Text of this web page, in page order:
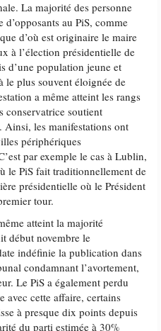
La majorité des personne
au PiS, comme
d’où est originaire le maire
à l’élection présidentielle de
d’une population jeune et
le plus souvent éloignée de
a même atteint les rangs
conservatrice soutient
les manifestations ont
périphériques
par exemple le cas à Lublin,
le PiS fait traditionnellement de
présidentielle où le Président
tour.
atteint la majorité
début novembre le
indéfinie la publication dans
condamnant l’avortement,
Le PiS a également perdu
avec cette affaire, certains
à presque dix points depuis
du parti estimée à 30%